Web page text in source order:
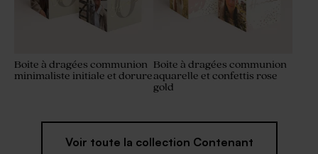
Boite à dragées communion
minimaliste initiale et dorure
Boite à dragées communion
aquarelle et confettis rose
gold
Voir toute la collection Contenant